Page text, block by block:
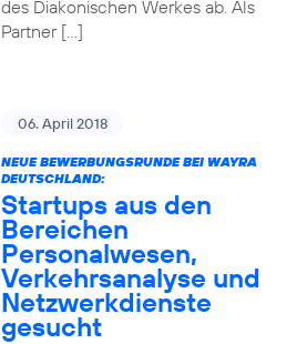
des Diakonischen Werkes ab. Als
Partner […]
06. April 2018
NEUE BEWERBUNGSRUNDE BEI WAYRA
DEUTSCHLAND:
Startups aus den
Bereichen
Personalwesen,
Verkehrsanalyse und
Netzwerkdienste
gesucht